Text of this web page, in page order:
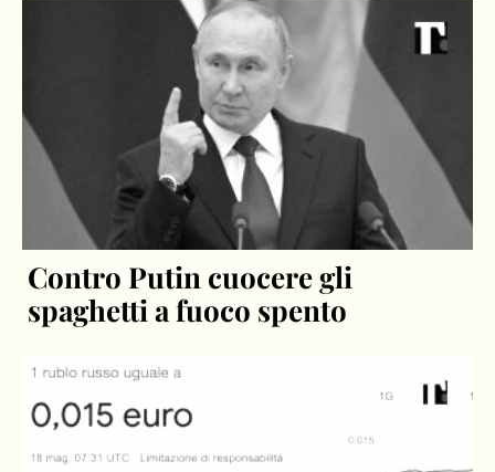
Contro Putin cuocere gli
spaghetti a fuoco spento